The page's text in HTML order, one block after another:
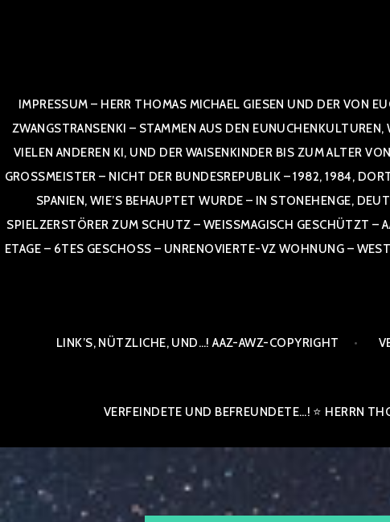
IMPRESSUM – HERR THOMAS MICHAEL GIESEN UND DER VON
ZWANGSTRANSENKI – STAMMEN AUS DEN
VIELEN ANDEREN KI, UND DER WAISENKINDER BIS ZUM ALTER
OSSMEISTER – NICHT DER BUNDESREPUBLIK – 1982, 1984, DORT
NIEN, WIE’S BEHAUPTET WURDE – IN STONEHENGE,
ELZERSTÖRER ZUM SCHUTZ – WEISSMAGISCH GESCHÜTZT –
E – 6TES GESCHOSS – UNRENOVIERTE-VZ WOHNUNG –
LINK’S, NÜTZLICHE, UND…! AAZ-AWZ-COPYRIGHT
VERFEINDETE UND BEFREUNDETE…! ⭐ HERRN